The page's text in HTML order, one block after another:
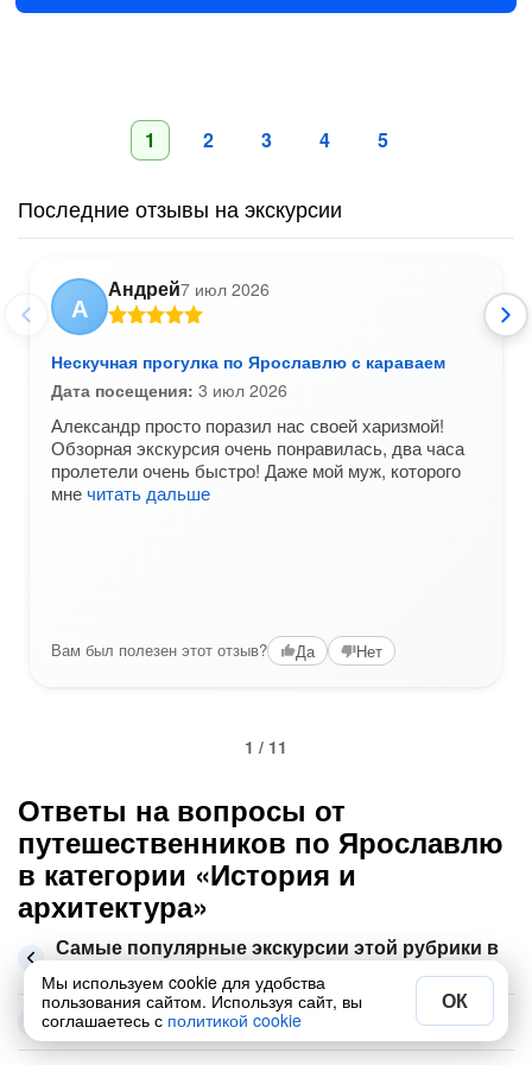
1 2 3 4 5
Последние отзывы на экскурсии
А
Андрей7 июл 2026
Нескучная прогулка по Ярославлю с караваем
Дата посещения: 3 июл 2026
Александр просто поразил нас своей харизмой!
Обзорная экскурсия очень понравилась, два часа
пролетели очень быстро! Даже мой муж, которого
мнечитать дальше
Вам был полезен этот отзыв? Да Нет
1 / 11
Ответы на вопросы от
путешественников по Ярославлю
в категории «История и
архитектура»
Самые популярные экскурсии этой рубрики в
Ярославле
Какие места ещё посмотреть в Ярославле
Мы используем cookie для удобства
пользования сайтом. Используя сайт, вы
соглашаетесь с политикой cookie
ОК